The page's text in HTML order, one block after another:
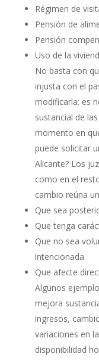
Régimen de
Pensión de
Pensión
Uso de la
No basta con
injusta con el
modificarla: es
sustancial de
momento en
puede solicitar
Alicante? Los
como en el
cambio reúna
Que sea
Que tenga
Que no sea
intencionada
Que afecte
Algunos
mejora
ingresos,
variaciones en la
disponibilidad